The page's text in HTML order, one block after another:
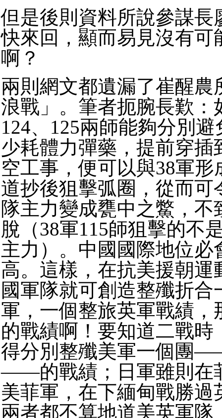
但是後則資料所說參謀長
快來回，顯而易見沒有可
啊？
兩則網文都遺漏了崔醒農
浪戰」。筆者扼腕長歎：
124、125兩師能夠分別
少耗體力彈藥，提前穿插
空工事，便可以與38軍形
道抄後狙擊弧圈，從而可
隊主力變成甕中之鱉，不
脫（38軍115師狙擊的不
主力）。中國國際地位必
高。這樣，在抗美援朝運
國軍隊就可創造整殲折合
軍，一個整旅英軍戰績，
的戰績啊！要知道二戰時
得分別整殲美軍一個團
——的戰績；日軍雖則在
美菲軍，在下緬甸戰勝過
兩者都不算地道美英軍隊